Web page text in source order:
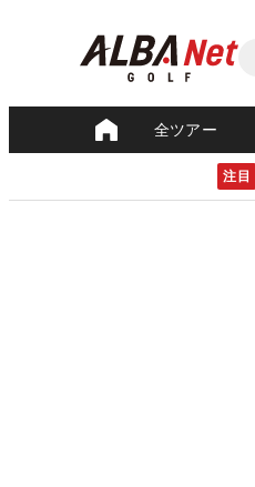
全ツアー
注目